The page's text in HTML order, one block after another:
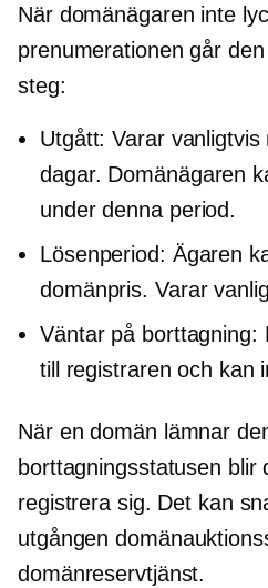
När domänägaren inte
prenumerationen går
steg:
Utgått: Varar
dagar. Domänägaren
under denna period.
Lösenperiod: Ägaren
domänpris. Varar
Väntar på borttagning:
till registraren och kan
När en domän lämnar
borttagningsstatusen blir
registrera sig. Det kan
utgången
domänreservtjänst.